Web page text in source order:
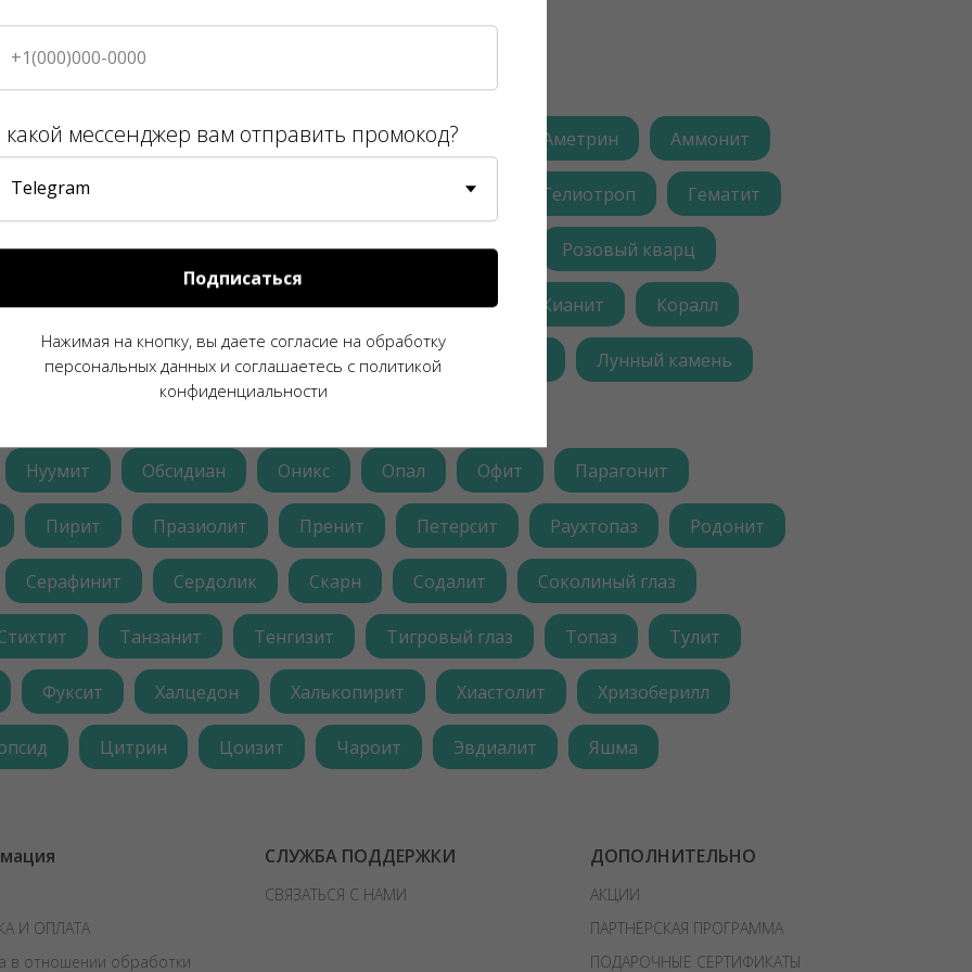
Актинолит Амазонит Аметист Аметрин Аммонит
Бирюза Виолан Гелиотроп Гематит
Жадеит Заринит Змеевик Кварц Розовый кварц
Турмалиновый кварц Кальцит Кахолонг Кианит Коралл
Лазурит Ларимар Лепидолит Лунный камень
Нуумит Обсидиан Оникс Опал Офит Парагонит
Пирит Празиолит Пренит Петерсит Раухтопаз Родонит
Серафинит Сердолик Скарн Содалит Соколиный глаз
Танзанит Тенгизит Тигровый глаз Топаз Тулит
Фуксит Халцедон Халькопирит Хиастолит Хризоберилл
Цитрин Цоизит Чароит Эвдиалит Яшма
И ОПЛАТА
в отношении обработки
СЛУЖБА ПОДДЕРЖКИ
СВЯЗАТЬСЯ С НАМИ
ДОПОЛНИТЕЛЬНО
АКЦИИ
ПАРТНЁРСКАЯ ПРОГРАММА
ПОДАРОЧНЫЕ СЕРТИФИКАТЫ
какой мессенджер вам отправить промокод?
Подписаться
Нажимая на кнопку, вы даете согласие на обработку
персональных данных и соглашаетесь c политикой
конфиденциальности